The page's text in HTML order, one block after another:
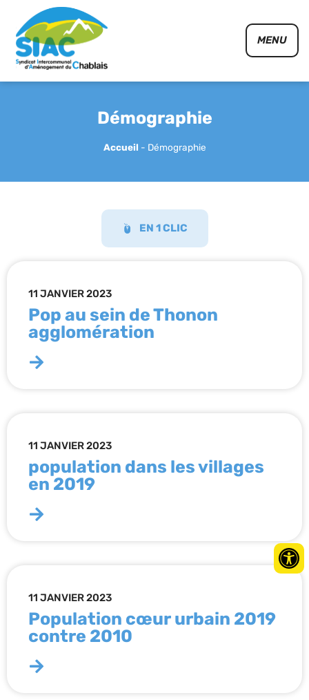
MENU
Démographie
Accueil - Démographie
EN 1 CLIC
11 JANVIER 2023
Pop au sein de Thonon
agglomération
11 JANVIER 2023
population dans les villages
en 2019
11 JANVIER 2023
Population cœur urbain 2019
contre 2010
Panneau de gestion des cookies